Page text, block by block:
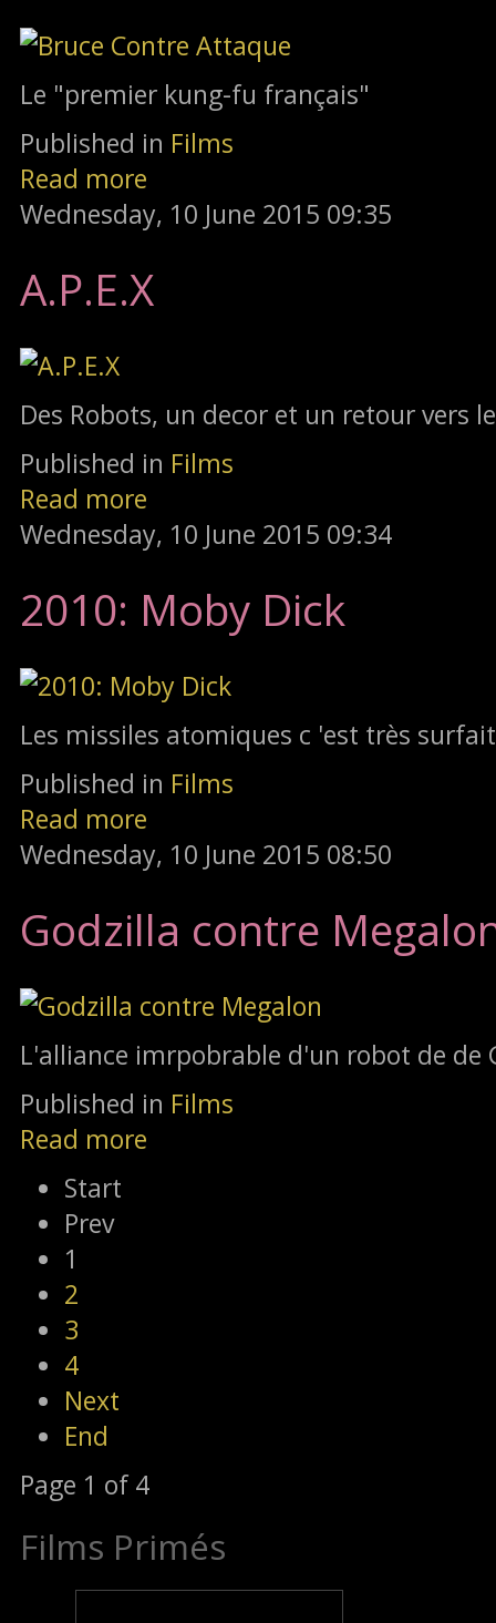
Le "premier kung-fu français"
Published in Films
Read more
Wednesday, 10 June 2015 09:35
A.P.E.X
Des Robots, un decor et un retour vers
Published in Films
Read more
Wednesday, 10 June 2015 09:34
2010: Moby Dick
Les missiles atomiques c 'est très
Published in Films
Read more
Wednesday, 10 June 2015 08:50
Godzilla contre
L'alliance imrpobrable d'un robot de de
Published in Films
Read more
Start
Prev
1
2
3
4
Next
End
Page 1 of 4
Films Primés